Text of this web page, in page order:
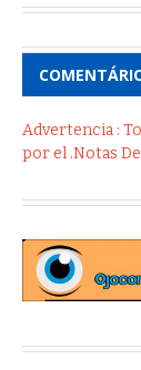
Advertencia :
por el .Notas